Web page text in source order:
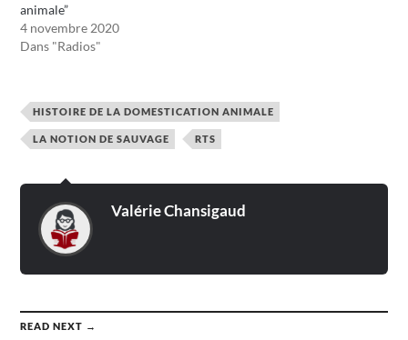
animale”
4 novembre 2020
Dans "Radios"
HISTOIRE DE LA DOMESTICATION ANIMALE
LA NOTION DE SAUVAGE RTS
Valérie Chansigaud
READ NEXT →